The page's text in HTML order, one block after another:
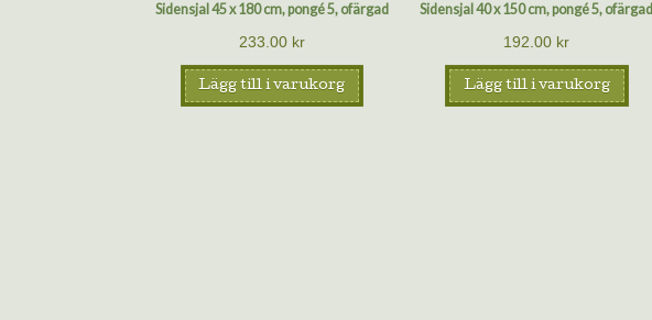
Sidensjal 45 x 180 cm, pongé 5, ofärgad
233.00 kr
Lägg till i varukorg
Sidensjal 40 x 150 cm, pongé 5, ofärgad
192.00 kr
Lägg till i varukorg